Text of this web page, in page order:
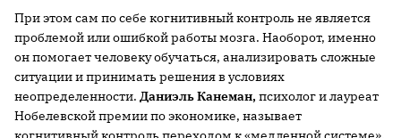
При этом сам по себе когнитивный контроль не является
проблемой или ошибкой работы мозга. Наоборот, именно
он помогает человеку обучаться, анализировать сложные
ситуации и принимать решения в условиях
неопределенности. Даниэль Канеман, психолог и лауреат
Нобелевской премии по экономике, называет